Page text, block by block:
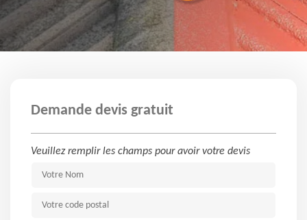
Demande devis gratuit
Veuillez remplir les champs pour avoir votre devis